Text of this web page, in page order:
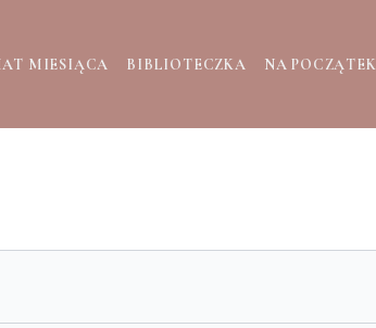
MIESIĄCA BIBLIOTECZKA NA POCZĄTEK